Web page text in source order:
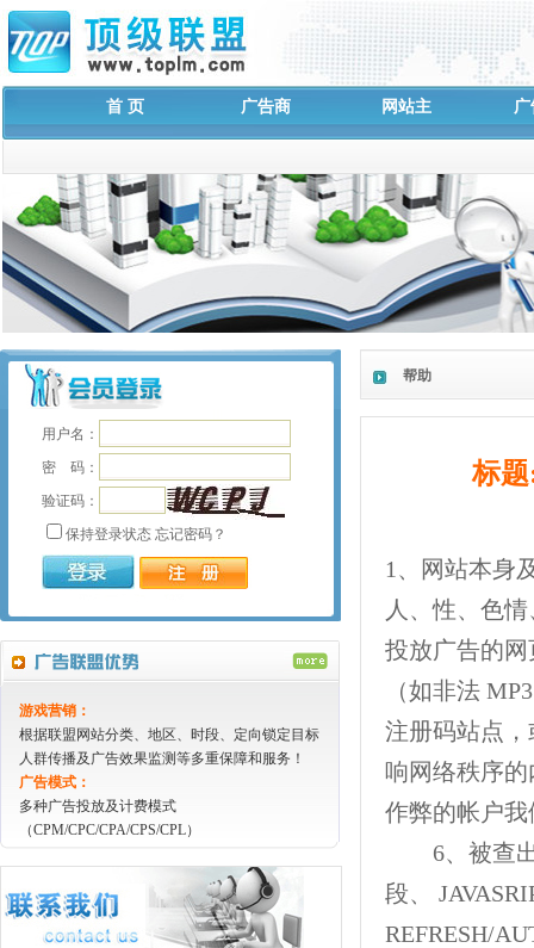
首 页 广告商 网站主
用户名：
密 码：
验证码：
保持登录状态 忘记密码？
游戏营销：
根据联盟网站分类、地区、时段、定向锁定目标
人群传播及广告效果监测等多重保障和服务！
广告模式：
多种广告投放及计费模式
（CPM/CPC/CPA/CPS/CPL）
帮助
标
1、网站本身
人、性、色
投放广告的
（如非法
注册码站点
响网络秩序
作弊的帐户
6、被查出
段、
REFRESH/